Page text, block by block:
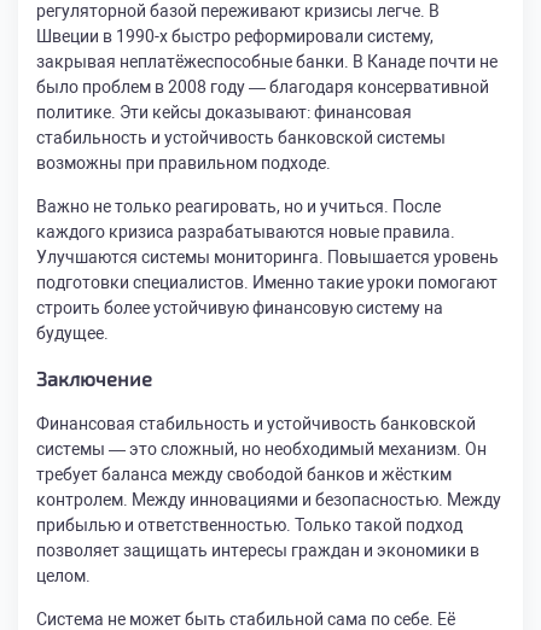
регуляторной базой переживают кризисы легче. В
Швеции в 1990-х быстро реформировали систему,
закрывая неплатёжеспособные банки. В Канаде почти не
было проблем в 2008 году — благодаря консервативной
политике. Эти кейсы доказывают: финансовая
стабильность и устойчивость банковской системы
возможны при правильном подходе.
Важно не только реагировать, но и учиться. После
каждого кризиса разрабатываются новые правила.
Улучшаются системы мониторинга. Повышается уровень
подготовки специалистов. Именно такие уроки помогают
строить более устойчивую финансовую систему на
будущее.
Заключение
Финансовая стабильность и устойчивость банковской
системы — это сложный, но необходимый механизм. Он
требует баланса между свободой банков и жёстким
контролем. Между инновациями и безопасностью. Между
прибылью и ответственностью. Только такой подход
позволяет защищать интересы граждан и экономики в
целом.
Система не может быть стабильной сама по себе. Её